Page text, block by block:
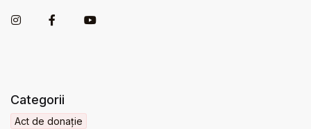
Categorii
Act de donație